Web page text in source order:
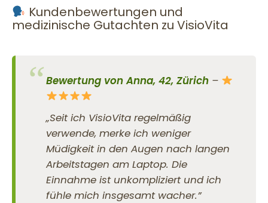
Kundenbewertungen und
medizinische Gutachten zu VisioVita
Bewertung von Anna, 42, Zürich –
„Seit ich VisioVita regelmäßig
verwende, merke ich weniger
Müdigkeit in den Augen nach langen
Arbeitstagen am Laptop. Die
Einnahme ist unkompliziert und ich
fühle mich insgesamt wacher.”